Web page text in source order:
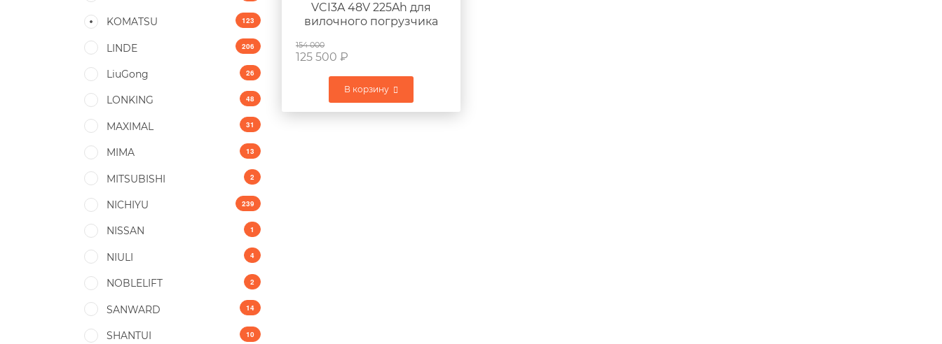
VCI3A 48V 225Ah для
вилочного погрузчика
154 000
125 500 ₽
В корзину
KOMATSU 123
LINDE 206
LiuGong 26
LONKING 48
MAXIMAL 31
MIMA 13
MITSUBISHI 2
NICHIYU 239
NISSAN 1
NIULI 4
NOBLELIFT 2
SANWARD 14
SHANTUI 10